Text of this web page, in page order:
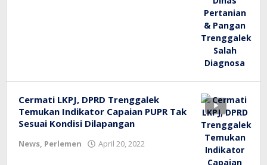
Cermati LKPJ, DPRD Trenggalek
Temukan Indikator Capaian PUPR Tak
Sesuai Kondisi Dilapangan
News, Perlemen April 20, 2022